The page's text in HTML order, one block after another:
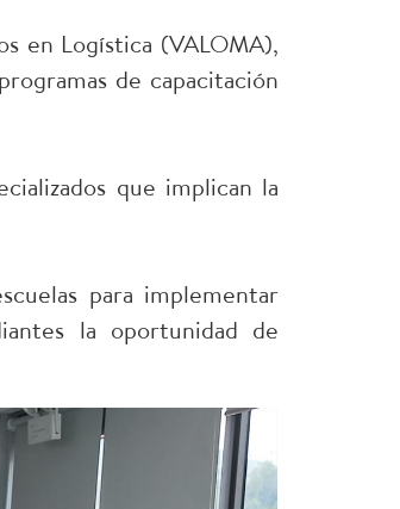
en Logística (VALOMA),
de capacitación
que implican la
para implementar
la oportunidad de